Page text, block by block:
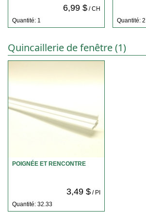
6,99 $/ CH
Quantité: 1
Quantité: 2
Quincaillerie de fenêtre (1)
POIGNÉE ET RENCONTRE
3,49 $/ PI
Quantité: 32.33